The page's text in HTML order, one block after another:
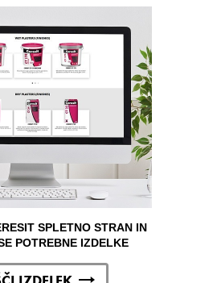
SPLETNO STRAN IN
POTREBNE IZDELKE